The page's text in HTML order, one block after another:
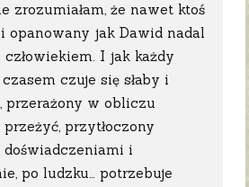
zrozumiałam, że nawet ktoś
opanowany jak Dawid nadal
I jak każdy
czuje się słaby i
przerażony w obliczu
przytłoczony
i
po ludzku… potrzebuje